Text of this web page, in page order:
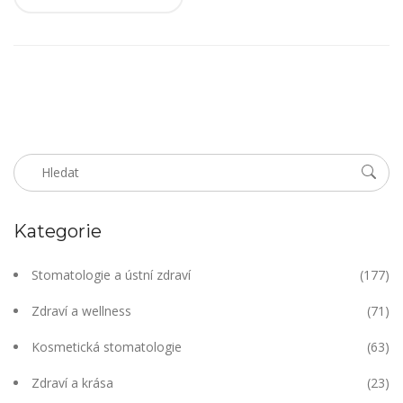
Kategorie
Stomatologie a ústní zdraví (177)
Zdraví a wellness (71)
Kosmetická stomatologie (63)
Zdraví a krása (23)